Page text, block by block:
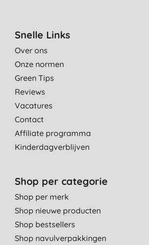
Snelle Links
Over ons
Onze normen
Green Tips
Reviews
Vacatures
Contact
Affiliate programma
Kinderdagverblijven
Shop per categorie
Shop per merk
Shop nieuwe producten
Shop bestsellers
Shop navulverpakkingen